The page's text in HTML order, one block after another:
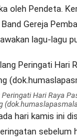
oleh Pendeta.
Gereja
lagu-lagu
Hari Raya
hari kamis ini
sebelum